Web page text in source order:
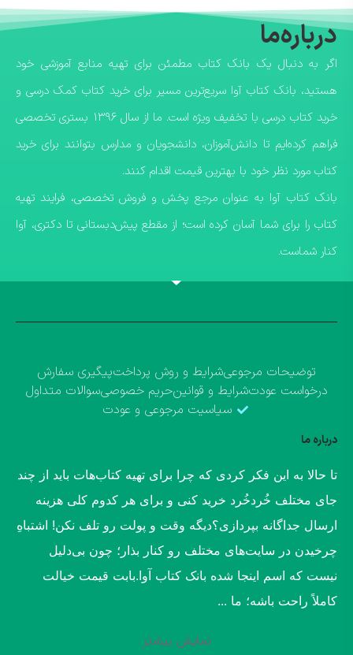
درباره‌ما
اگر به دنبال یک بانک کتاب مطمئن برای تهیه منابع آموزشی خود
هستید، بانک کتاب آوا سریع‌ترین مسیر برای خرید کتاب کمک درسی و
خرید کتاب درسی با تخفیف ویژه است. ما از سال ۱۳۹۶ بستری تخصصی
فراهم کرده‌ایم تا دانش‌آموزان، دانشجویان و مدارس بتوانند برای خرید
کتاب مورد نظر خود با بهترین قیمت اقدام کنند.
​بانک کتاب آوا به عنوان مرجع پخش و فروش تخصصی، فرایند تهیه
کتاب را برای شما آسان کرده است؛ از مقطع پیش‌دبستانی تا دکتری، آوا
کنار شماست.
توضیحات مرجوعیشرایط و روش پرداختپیگیری سفارش
درخواست عودتشرایط و قوانینحریم خصوصیسوالات متداول
سیاسیت مرجوعی و عودت
درباره ما
​تا حالا به این فکر کردی که چرا برای تهیه کتاب‌هات باید از چند
جای مختلف خُردخُرد خرید کنی و برای هر کدوم کلی هزینه
ارسال جداگانه بپردازی؟​دیگه وقت و پولت رو تلف نکن! اشتباهِ
چرخیدن در سایت‌های مختلف رو کنار بذار؛ چون بی‌دلیل
نیست که اسم اینجا شده بانک کتاب آوا.​بابت قیمت خیالت
کاملاً راحت باشه؛ ما ...
نمایش بیشتر